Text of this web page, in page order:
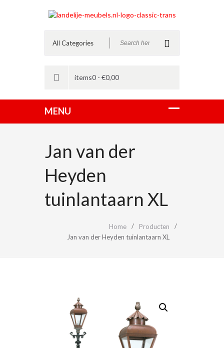
items0 - €0,00
Jan van der
Heyden
tuinlantaarn XL
Home
Producten
Jan van der Heyden tuinlantaarn XL